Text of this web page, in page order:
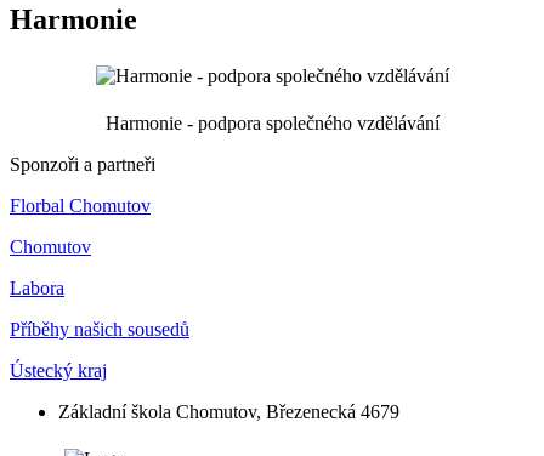
Harmonie
Harmonie - podpora společného vzdělávání
Sponzoři a partneři
Florbal Chomutov
Chomutov
Labora
Příběhy našich sousedů
Ústecký kraj
Základní škola Chomutov, Březenecká 4679